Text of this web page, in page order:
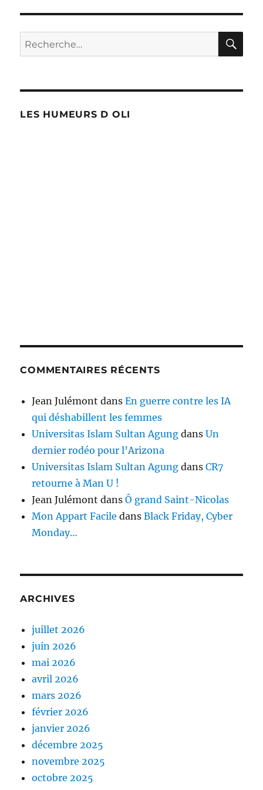
Recherche
pour :
LES HUMEURS D OLI
COMMENTAIRES RÉCENTS
Jean Julémont dansEn guerre contre les IA
qui déshabillent les femmes
Universitas Islam Sultan Agung dansUn
dernier rodéo pour l’Arizona
Universitas Islam Sultan Agung dansCR7
retourne à Man U !
Jean Julémont dansÔ grand Saint-Nicolas
Mon Appart Facile dansBlack Friday, Cyber
Monday…
ARCHIVES
juillet 2026
juin 2026
mai 2026
avril 2026
mars 2026
février 2026
janvier 2026
décembre 2025
novembre 2025
octobre 2025